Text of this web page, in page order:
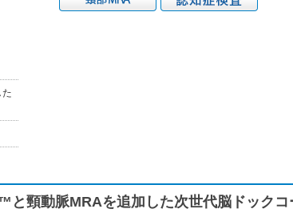
と頸動脈MRAを追加した次世代脳ドックコ